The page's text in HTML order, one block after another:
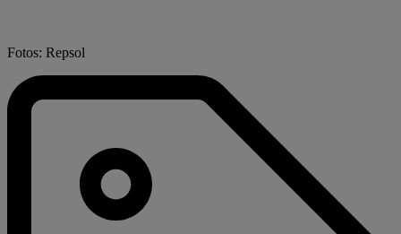
Fotos: Repsol